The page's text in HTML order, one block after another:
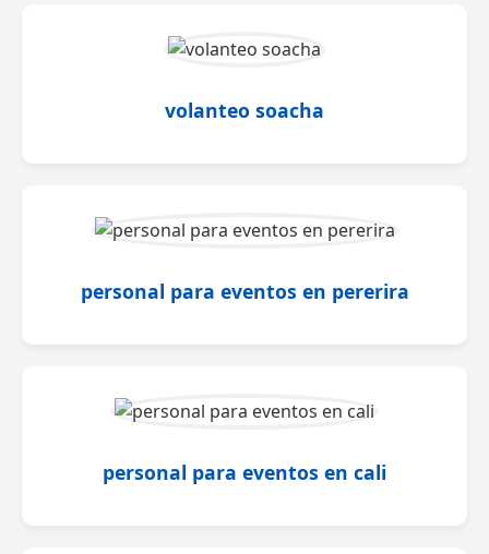
volanteo soacha
personal para eventos en pererira
personal para eventos en cali